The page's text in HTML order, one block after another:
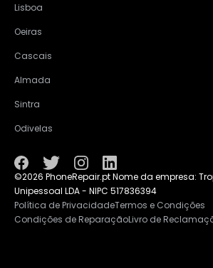
Lisboa
Oeiras
Cascais
Almada
Sintra
Odivelas
©2026 PhoneRepair.pt Nome da empresa:
Unipessoal LDA - NIPC 517836394
Política de PrivacidadeTermos e Condições
Condições de ReparaçãoLivro de